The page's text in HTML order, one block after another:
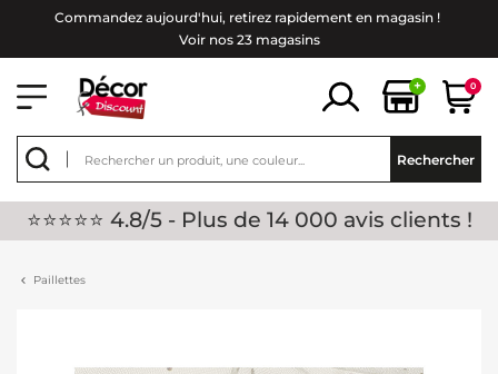
Commandez aujourd'hui, retirez rapidement en magasin !
Voir nos 23 magasins
+ 0
Rechercher
⭐⭐⭐⭐⭐ 4.8/5 - Plus de 14 000 avis clients !
Paillettes